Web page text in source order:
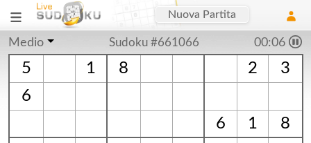
Nuova Partita
Medio Sudoku #661066 00:06
5 1 8 2
3
6
6
1
8